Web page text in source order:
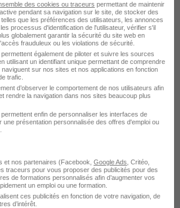
CV
accessible à l’ensemble des
Hellowork.
Rendre mon CV visible
autour de Voiron
des cookies ou traceurs permettant de maintenir
pendant sa navigation sur le site, de stocker des
que les préférences des utilisateurs, les annonces
processus d'identification de l'utilisateur, vérifier s'il
globalement garantir la sécurité du site web en
frauduleux ou les violations de sécurité.
également de piloter et suivre les sources
utilisant un identifiant unique permettant de comprendre
sur nos sites et nos applications en fonction
trafic.
d’observer le comportement de nos utilisateurs afin
rendre la navigation dans nos sites beaucoup plus
enfin de personnaliser les interfaces de
une présentation personnalisée des offres d'emploi ou
et nos partenaires (Facebook, Google Ads , Critéo,
traceurs pour vous proposer des publicités pour des
de formations personnalisés afin d’augmenter vos
un emploi ou une formation.
ces publicités en fonction de votre navigation, de
d’intérêt.